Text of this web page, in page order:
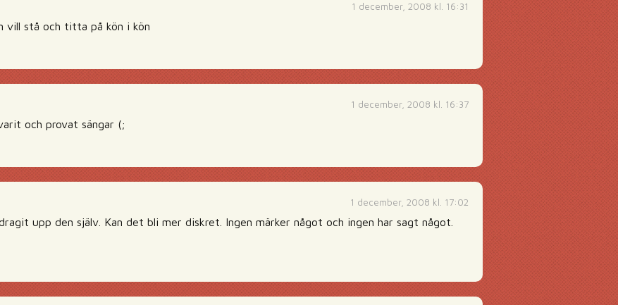
1 december, 2008 kl. 16:31
vill stå och titta på kön i kön
1 december, 2008 kl. 16:37
och provat sängar (;
1 december, 2008 kl. 17:02
upp den själv. Kan det bli mer diskret. Ingen märker något och ingen har sagt något.